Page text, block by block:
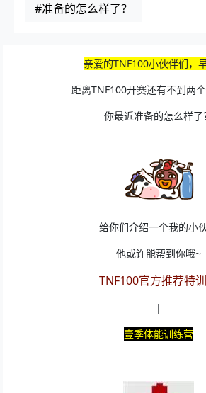
#准备的怎么样了？
亲爱的TNF100小伙伴们，
距离TNF100开赛还有不到两
你最近准备的怎么样了
给你们介绍一个我的小
他或许能帮到你哦~
TNF100官方推荐特
|
壹季体能训练营